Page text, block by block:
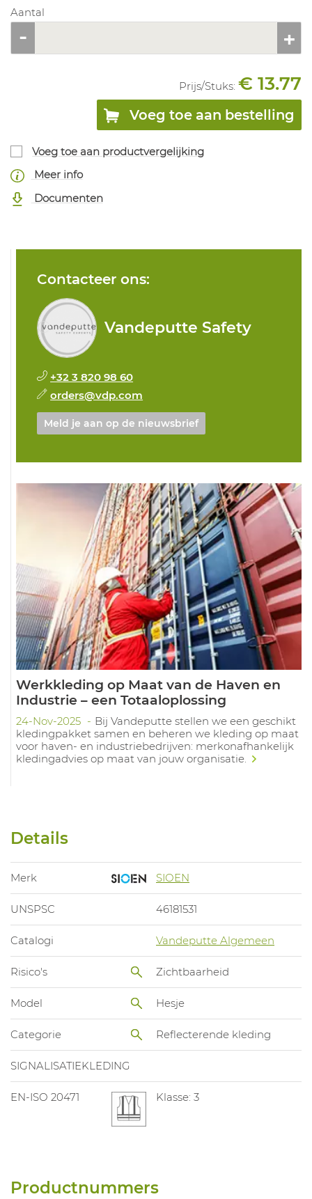
Aantal
Prijs/Stuks: € 13.77
Voeg toe aan bestelling
Voeg toe aan productvergelijking
Meer info
Documenten
Contacteer ons:
Vandeputte Safety
+32 3 820 98 60
orders@vdp.com
Meld je aan op de nieuwsbrief
Werkkleding op Maat van de Haven en
Industrie – een Totaaloplossing
24-Nov-2025
Bij Vandeputte stellen we een geschikt
kledingpakket samen en beheren we kleding op maat
voor haven- en industriebedrijven: merkonafhankelijk
kledingadvies op maat van jouw organisatie.
Details
Merk SIOEN
UNSPSC 46181531
Catalogi Vandeputte Algemeen
Risico's Zichtbaarheid
Model Hesje
Categorie Reflecterende kleding
SIGNALISATIEKLEDING
EN-ISO 20471 Klasse: 3
Productnummers